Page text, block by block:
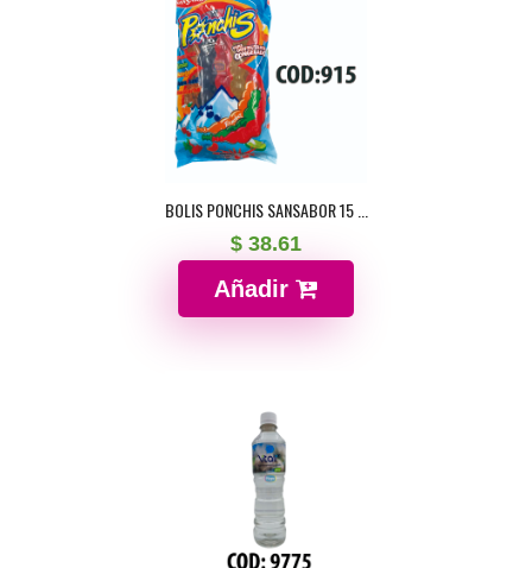
BOLIS PONCHIS SANSABOR 15 ...
$ 38.61
Añadir